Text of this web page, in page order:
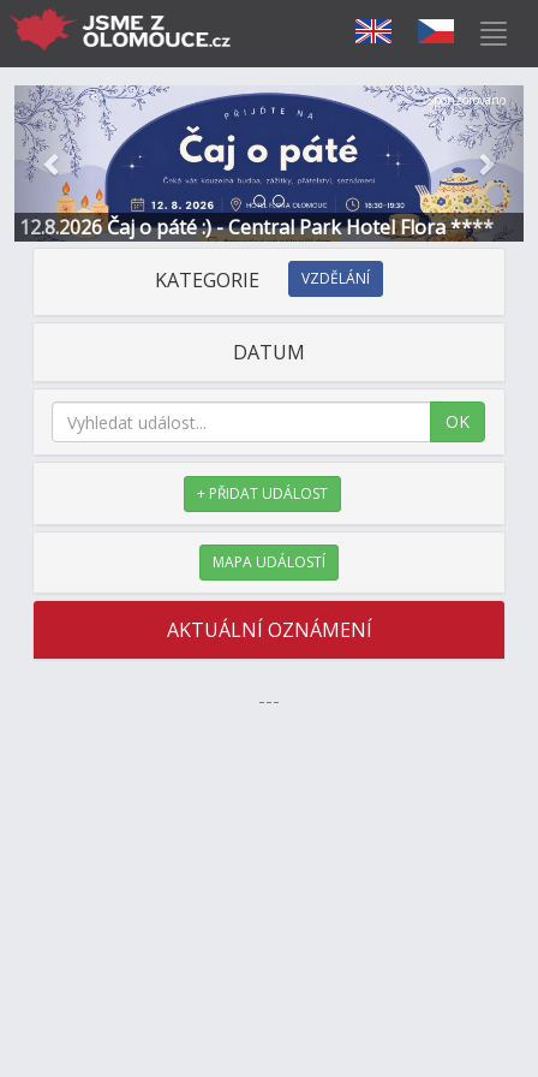
12.8.2026 Čaj o páté :) - Central Park Hotel Flora ****
Předchozí Další
Sponzorováno
KATEGORIE VZDĚLÁNÍ
DATUM
OK
+ PŘIDAT UDÁLOST
MAPA UDÁLOSTÍ
AKTUÁLNÍ OZNÁMENÍ
---